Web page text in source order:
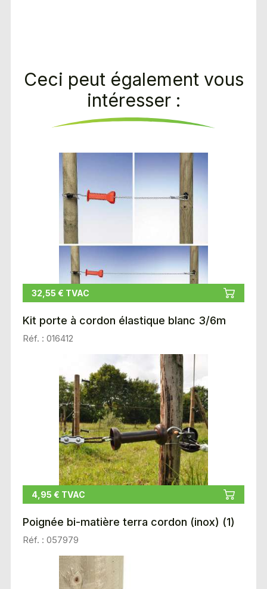
Ceci peut également vous
intéresser :
32,55 € TVAC
Kit porte à cordon élastique blanc 3/6m
Réf. : 016412
4,95 € TVAC
Poignée bi-matière terra cordon (inox) (1)
Réf. : 057979